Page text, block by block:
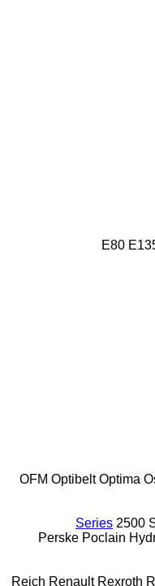
E80
OFM Optibelt Optima
2500
Perske Poclain
Reich Renault Rexroth